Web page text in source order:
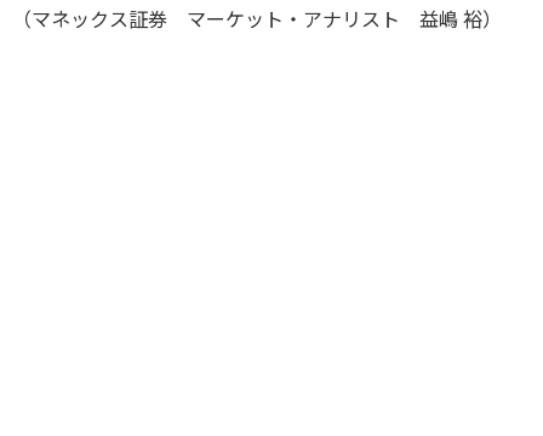
（マネックス証券 マーケット・アナリスト 益嶋 裕）